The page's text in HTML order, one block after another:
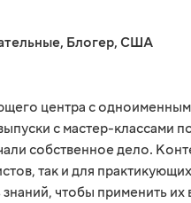
, Блогер, США
центра с одноименным
с мастер-классами
собственное дело.
так и для
чтобы применить